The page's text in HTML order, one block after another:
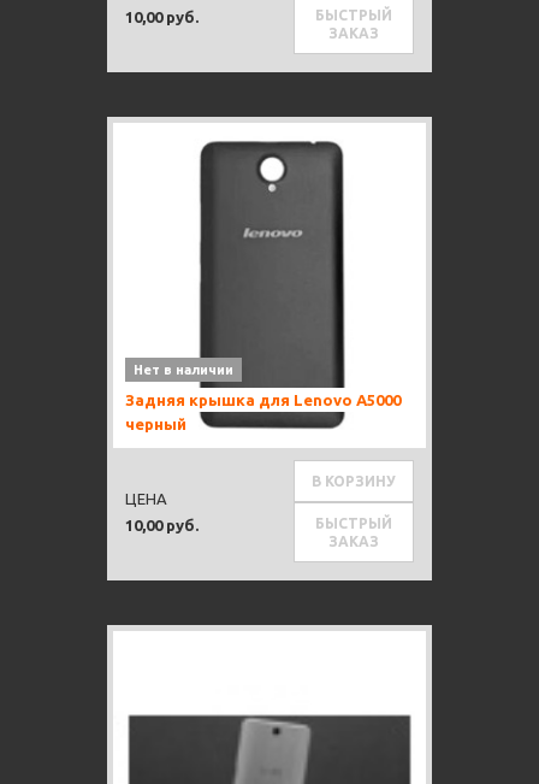
10,00 руб.
БЫСТРЫЙ
ЗАКАЗ
Нет в наличии
Задняя крышка для Lenovo A5000
черный
10,00 руб.
ЦЕНА
В КОРЗИНУ
БЫСТРЫЙ
ЗАКАЗ